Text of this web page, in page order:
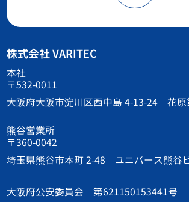
株式会社 VARITEC
本社
〒532-0011
大阪府大阪市淀川区西中島 4-13-24 花原
熊谷営業所
〒360-0042
埼玉県熊谷市本町 2-48 ユニバース熊谷
大阪府公安委員会 第621150153441号